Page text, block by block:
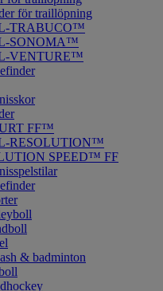
för traillöpning
TRABUCO™
SONOMA™
VENTURE™
FF™
RESOLUTION™
SPEED™ FF
& badminton